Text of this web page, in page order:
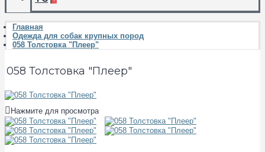
Главная
Одежда для собак крупных пород
058 Толстовка "Плеер"
058 Толстовка "Плеер"
Нажмите для просмотра